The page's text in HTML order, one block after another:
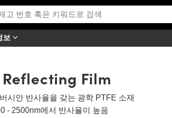
보
Film
시안 반사율을 갖는 광학 PTFE 소재
- 2500nm에서 반사율이 높음